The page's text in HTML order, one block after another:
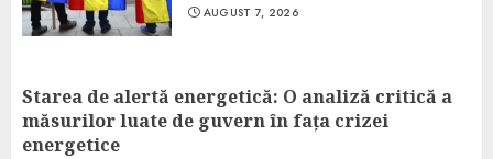
AUGUST 7, 2026
Starea de alertă energetică: O analiză critică a
măsurilor luate de guvern în fața crizei
energetice